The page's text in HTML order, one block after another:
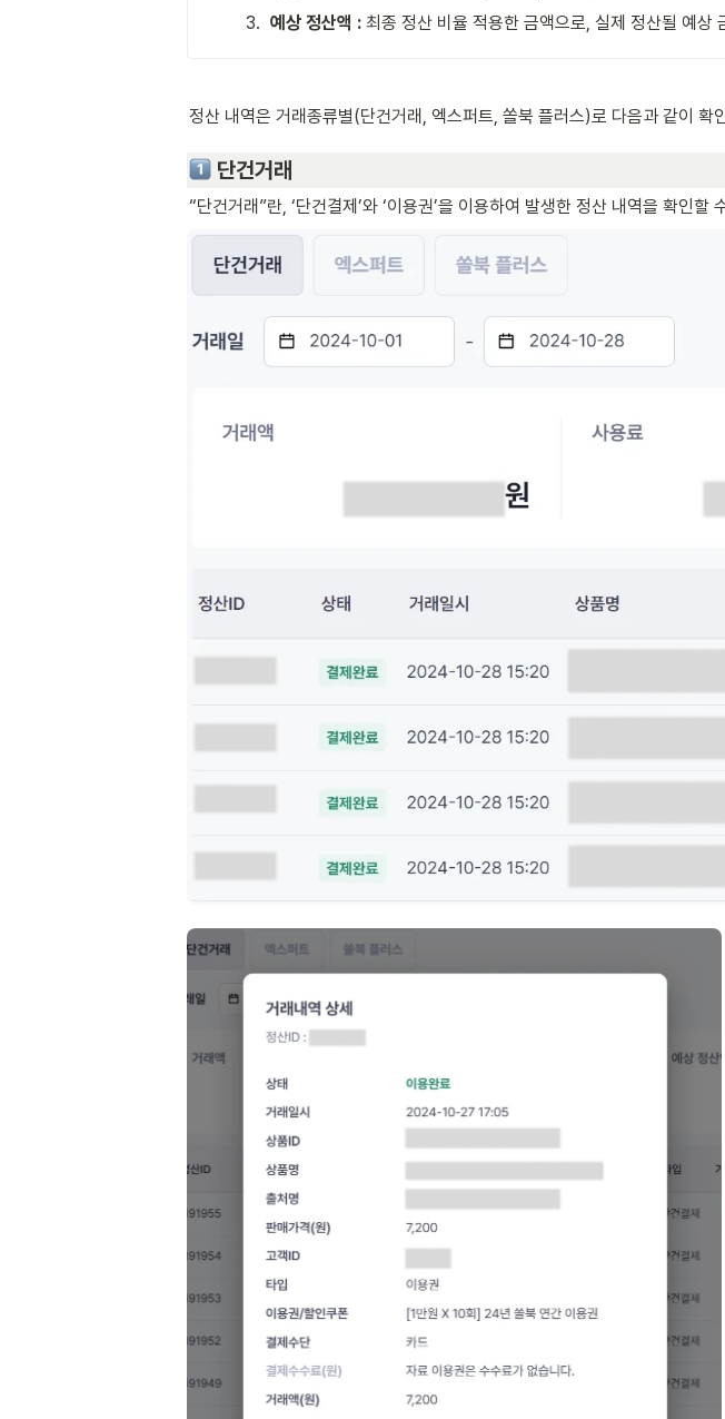
3. 예상 정산액 : 최종 정산 비율 적용한 금액으로, 실제 정산될 예상
정산 내역은 거래종류별(단건거래, 엑스퍼트, 쏠북 플러스)로 다음과 같이 확
단건거래
“단건거래”란, ‘단건결제’와 ‘이용권’을 이용하여 발생한 정산 내역을 확인할